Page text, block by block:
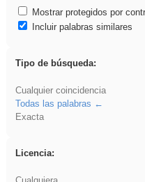
Mostrar protegidos por
Incluir palabras similares
Tipo de búsqueda:
Cualquier coincidencia
Todas las palabras
Exacta
Licencia: